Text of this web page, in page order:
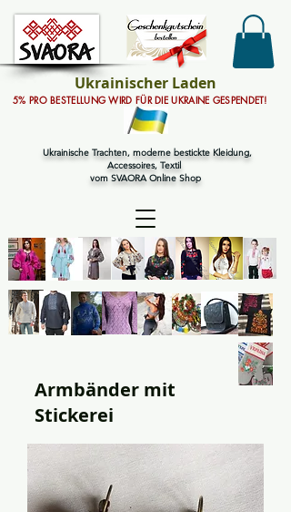
Ukrainische Trachten, moderne bestickte Kleidung,
Accessoires, Textil
vom SVAORA Online Shop
5% PRO BESTELLUNG WIRD FÜR DIE UKRAINE GESPENDET!
Ukrainischer Laden
Armbänder mit
Stickerei